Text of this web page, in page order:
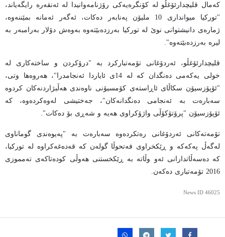
کەمال قلیچدارئۆغڵو لە کۆنگرەیەکی رۆژنامەوانیدا لە ئەنقەرە رایگەیاند،
"تورکیا میوانداری 10 ملیۆن پەنابەر دەکات، ئەگەر ئەمانە بمێننەوە،
ژمارەی دانیشتوانی نوێ لە تورکیا بەرزدەبێتەوە بەوەش دۆلار بەرامبەر بە
لیرە بەرزدەبێتەوە".
قلیچدارئۆغڵو، ئەردۆغانی تۆمەتبارکرد بە "درۆکردن و ساختەکاری لە
خولی یەکەمی دەنگدان کە لە 14ی ئایاردا ئەنجامدرا"، هەروەها وتی،
"ئۆپۆزسیۆن سکاڵای ئاڕاستەی کۆمسیۆنی ناوەندی هەڵبژاردنەکان کردوە
سەبارەت بە ئەنجامی دەنگدانەکان"، جەختیشی لەوەکردەوە، کە
ئۆپۆزسیۆن "پرۆتۆکۆڵی واژۆکراوی هەیە و شەڕی بۆ دەکات".
تۆمەتەکانی ئەردۆغانی رەتکردەوە سەبارەت بە "پەیوەندی گوماناوی
لەگەڵ پەکەکە و ڕێکخراوی فەتحوڵا گولەن کە قەدەغەکراوە لە تورکیا،
کە دەسەڵاتدارانی ئەو وڵاتە بە ڕێکخستنی هەوڵی کودەتاکەی تەمموزی
2016 تۆمەتباری دەکەن.
News ID 46025